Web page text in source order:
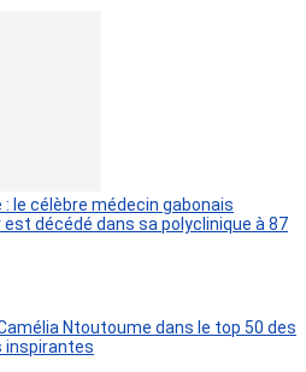
: le célèbre médecin gabonais
est décédé dans sa polyclinique à 87
Ntoutoume dans le top 50 des
inspirantes